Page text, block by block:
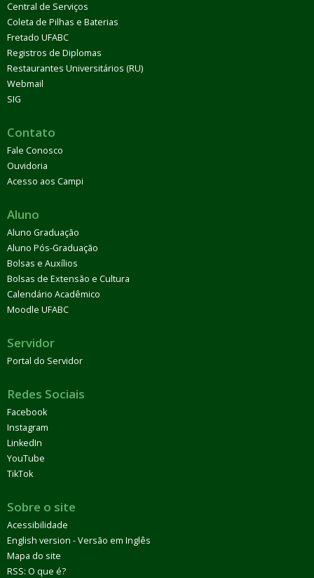
Central de Serviços
Coleta de Pilhas e Baterias
Fretado UFABC
Registros de Diplomas
Restaurantes Universitários (RU)
Webmail
SIG
Contato
Fale Conosco
Ouvidoria
Acesso aos Campi
Aluno
Aluno Graduação
Aluno Pós-Graduação
Bolsas e Auxílios
Bolsas de Extensão e Cultura
Calendário Acadêmico
Moodle UFABC
Servidor
Portal do Servidor
Redes Sociais
Facebook
Instagram
LinkedIn
YouTube
TikTok
Sobre o site
Acessibilidade
English version - Versão em Inglês
Mapa do site
RSS: O que é?